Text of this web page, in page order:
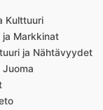
Kulttuuri
ja Markkinat
ja Nähtävyydet
Juoma